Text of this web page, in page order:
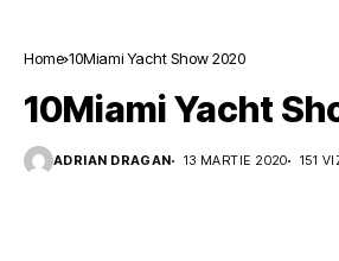
Home 10Miami Yacht Show 2020
10Miami Yacht
ADRIAN DRAGAN 13 MARTIE 2020 151